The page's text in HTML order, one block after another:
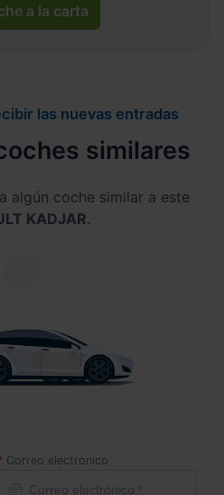
a la carta
las nuevas entradas
similares
algún coche similar a este
KADJAR.
Correo electrónico